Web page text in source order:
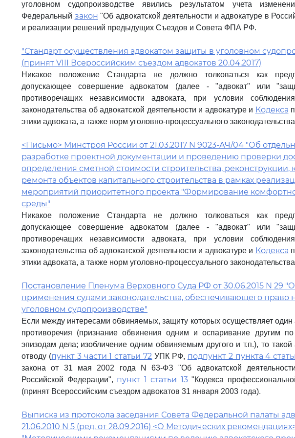
уголовном судопроизводстве явились результатом учета
Федеральный закон "Об адвокатской деятельности и адвокатуре в
и реализации решений предыдущих Съездов и Совета ФПА РФ.
"Стандарт осуществления адвокатом защиты в уголовном
(принят VIII Всероссийским съездом адвокатов 20.04.2017)
Никакое положение Стандарта не должно толковаться как
допускающее совершение адвокатом (далее - "адвокат" или
противоречащих независимости адвоката, при условии
законодательства об адвокатской деятельности и адвокатуре и Кодекса
этики адвоката, а также норм уголовно-процессуального
<Письмо> Минстроя России от 21.03.2017 N 9023-АЧ/04 "Об
разработке проектной документации и проведению проверки
определения сметной стоимости строительства, реконструкции,
ремонта объектов капитального строительства в рамках
мероприятий приоритетного проекта "Формирование
среды"
Никакое положение Стандарта не должно толковаться как
допускающее совершение адвокатом (далее - "адвокат" или
противоречащих независимости адвоката, при условии
законодательства об адвокатской деятельности и адвокатуре и Кодекса
этики адвоката, а также норм уголовно-процессуального
Постановление Пленума Верховного Суда РФ от 30.06.2015 N 29
применения судами законодательства, обеспечивающего право
уголовном судопроизводстве"
Если между интересами обвиняемых, защиту которых осуществляет один
противоречия (признание обвинения одним и оспаривание другим
эпизодам дела; изобличение одним обвиняемым другого и т.п.), то такой
отводу (пункт 3 части 1 статьи 72 УПК РФ, подпункт 2 пункта 4
закона от 31 мая 2002 года N 63-ФЗ "Об адвокатской
Российской Федерации", пункт 1 статьи 13"Кодекса
(принят Всероссийским съездом адвокатов 31 января 2003 года).
Выписка из протокола заседания Совета Федеральной палаты
21.06.2010 N 5 (ред. от 28.09.2016) <О Методических